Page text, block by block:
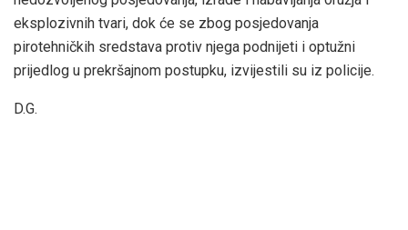
eksplozivnih tvari, dok će se zbog posjedovanja
pirotehničkih sredstava protiv njega podnijeti i optužni
prijedlog u prekršajnom postupku, izvijestili su iz policije.
D.G.